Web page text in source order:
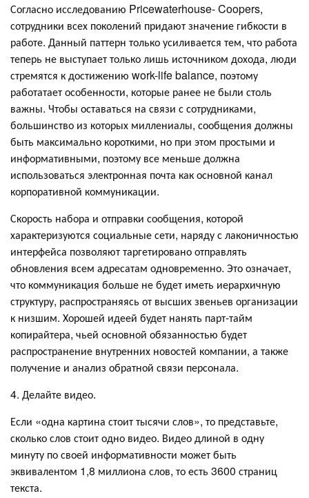
Согласно исследованию Pricewaterhouse- Coopers,
сотрудники всех поколений придают значение гибкости в
работе. Данный паттерн только усиливается тем, что работа
теперь не выступает только лишь источником дохода, люди
стремятся к достижению work-life balance, поэтому
работатает особенности, которые ранее не были столь
важны. Чтобы оставаться на связи с сотрудниками,
большинство из которых миллениалы, сообщения должны
быть максимально короткими, но при этом простыми и
информативными, поэтому все меньше должна
использоваться электронная почта как основной канал
корпоративной коммуникации.
Скорость набора и отправки сообщения, которой
характеризуются социальные сети, наряду с лаконичностью
интерфейса позволяют таргетировано отправлять
обновления всем адресатам одновременно. Это означает,
что коммуникация больше не будет иметь иерархичную
структуру, распространяясь от высших звеньев организации
к низшим. Хорошей идеей будет нанять парт-тайм
копирайтера, чьей основной обязанностью будет
распространение внутренних новостей компании, а также
получение и анализ обратной связи персонала.
4. Делайте видео.
Если «одна картина стоит тысячи слов», то представьте,
сколько слов стоит одно видео. Видео длиной в одну
минуту по своей информативности может быть
эквивалентом 1,8 миллиона слов, то есть 3600 страниц
текста.